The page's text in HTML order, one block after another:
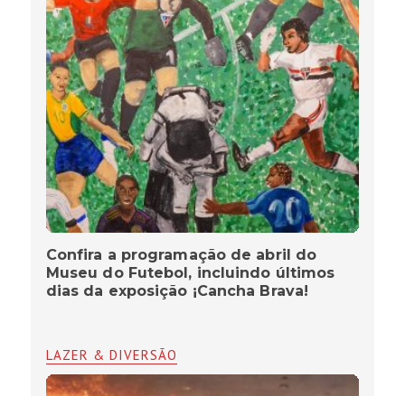
Confira a programação de abril do
Museu do Futebol, incluindo últimos
dias da exposição ¡Cancha Brava!
LAZER & DIVERSÃO